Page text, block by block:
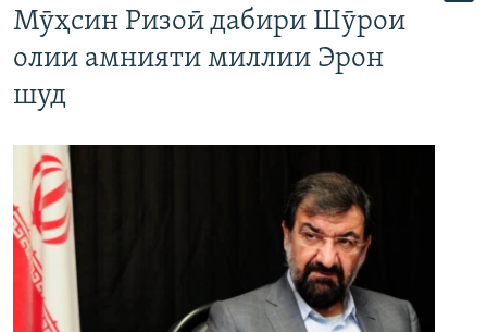
Мӯҳсин Ризоӣ дабири Шӯрои
олии амнияти миллии Эрон
шуд